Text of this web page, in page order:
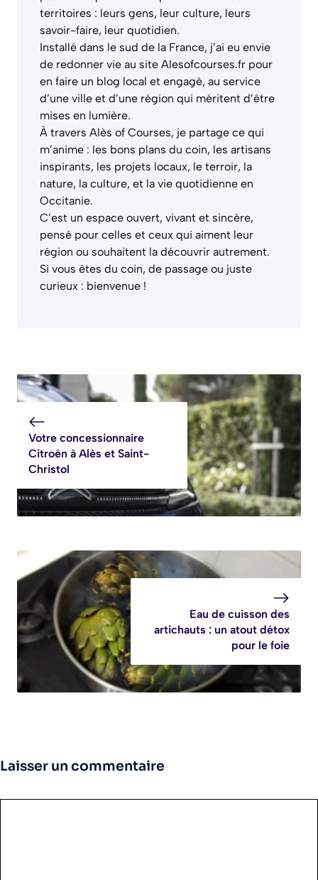
territoires : leurs gens, leur culture, leurs
savoir-faire, leur quotidien.
Installé dans le sud de la France, j’ai eu envie
de redonner vie au site Alesofcourses.fr pour
en faire un blog local et engagé, au service
d’une ville et d’une région qui méritent d’être
mises en lumière.
À travers Alès of Courses, je partage ce qui
m’anime : les bons plans du coin, les artisans
inspirants, les projets locaux, le terroir, la
nature, la culture, et la vie quotidienne en
Occitanie.
C’est un espace ouvert, vivant et sincère,
pensé pour celles et ceux qui aiment leur
région ou souhaitent la découvrir autrement.
Si vous êtes du coin, de passage ou juste
curieux : bienvenue !
Votre concessionnaire
Citroën à Alès et Saint-
Christol
Eau de cuisson des
artichauts : un atout détox
pour le foie
Laisser un commentaire